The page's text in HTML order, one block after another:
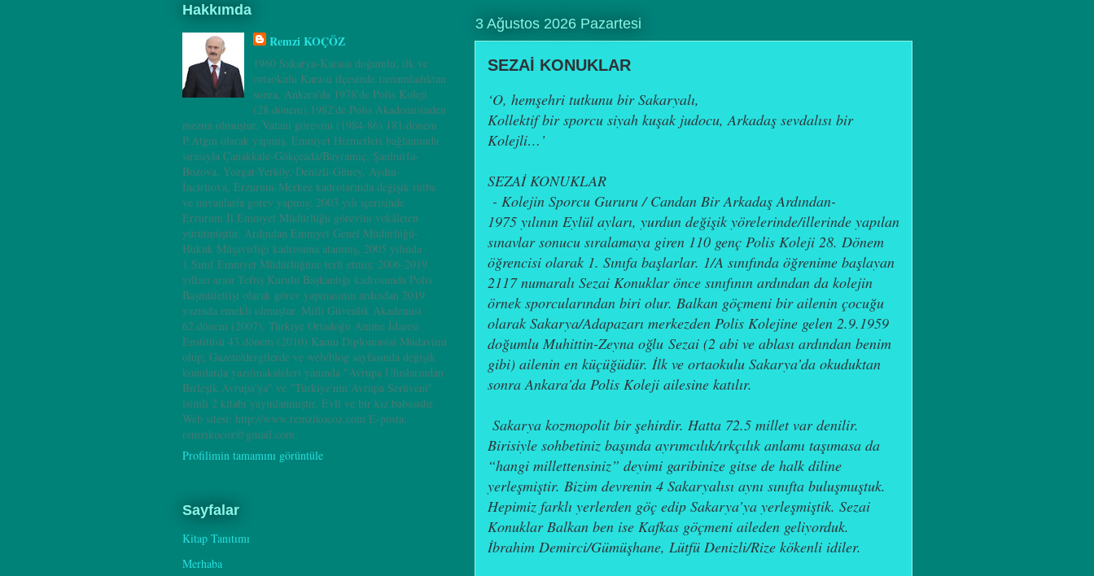
3 Ağustos 2026 Pazartesi
SEZAİ KONUKLAR
‘O, hemşehri tutkunu bir Sakaryalı,
Kollektif bir sporcu siyah kuşak judocu, Arkadaş sevdalısı bir
Kolejli…’
SEZAİ KONUKLAR
- Kolejin Sporcu Gururu / Candan Bir Arkadaş Ardından-
1975 yılının Eylül ayları, yurdun değişik yörelerinde/illerinde yapılan
sınavlar sonucu sıralamaya giren 110 genç Polis Koleji 28. Dönem
öğrencisi olarak 1. Sınıfa başlarlar. 1/A sınıfında öğrenime başlayan
2117 numaralı Sezai Konuklar önce sınıfının ardından da kolejin
örnek sporcularından biri olur. Balkan göçmeni bir ailenin çocuğu
olarak Sakarya/Adapazarı merkezden Polis Kolejine gelen 2.9.1959
doğumlu Muhittin-Zeyna oğlu Sezai (2 abi ve ablası ardından benim
gibi) ailenin en küçüğüdür. İlk ve ortaokulu Sakarya’da okuduktan
sonra Ankara’da Polis Koleji ailesine katılır.
Sakarya kozmopolit bir şehirdir. Hatta 72.5 millet var denilir.
Birisiyle sohbetiniz başında ayrımcılık/ırkçılık anlamı taşımasa da
“hangi millettensiniz” deyimi garibinize gitse de halk diline
yerleşmiştir. Bizim devrenin 4 Sakaryalısı aynı sınıfta buluşmuştuk.
Hepimiz farklı yerlerden göç edip Sakarya’ya yerleşmiştik. Sezai
Konuklar Balkan ben ise Kafkas göçmeni aileden geliyorduk.
İbrahim Demirci/Gümüşhane, Lütfü Denizli/Rize kökenli idiler.
Hakkımda
Remzi KOÇÖZ
1960 Sakarya-Karasu doğumlu, ilk ve
ortaokulu Karasu ilçesinde tamamladıktan
sonra, Ankara’da 1978'de Polis Koleji
(28.dönem),1982'de Polis Akademisinden
mezun olmuştur. Vatani görevini (1984-86) 181.dönem
P.Atgm olarak yapmış. Emniyet Hizmetleri bağlamında
sırasıyla Çanakkale-Gökçeada/Bayramiç, Şanlıurfa-
Bozova, Yozgat-Yerköy, Denizli-Güney, Aydın-
İncirliova, Erzurum-Merkez kadrolarında değişik rütbe
ve unvanlarla görev yapmış; 2003 yılı içerisinde
Erzurum İl Emniyet Müdürlüğü görevini vekâleten
yürütmüştür. Ardından Emniyet Genel Müdürlüğü-
Hukuk Müşavirliği kadrosuna atanmış, 2005 yılında
1.Sınıf Emniyet Müdürlüğüne terfi etmiş; 2006-2019
yılları arası Teftiş Kurulu Başkanlığı kadrosunda Polis
Başmüfettişi olarak görev yapmasının ardından 2019
yazında emekli olmuştur. Milli Güvenlik Akademisi
62.dönem (2007), Türkiye Ortadoğu Amme İdaresi
Enstitüsü 43.dönem (2010) Kamu Diplomasisi Müdavimi
olup; Gazete/dergilerde ve web/blog sayfasında değişik
konularda yazı/makaleleri yanında "Avrupa Uluslarından
Birleşik Avrupa'ya" ve "Türkiye'nin Avrupa Serüveni"
isimli 2 kitabı yayınlanmıştır. Evli ve bir kız babasıdır.
Web sitesi: http://www.remzikocoz.com E-posta:
remzikocoz@gmail.com
Profilimin tamamını görüntüle
Sayfalar
Kitap Tanıtımı
Merhaba